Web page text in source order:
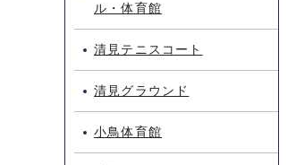
ル・体育館
清見テニスコート
清見グラウンド
小鳥体育館